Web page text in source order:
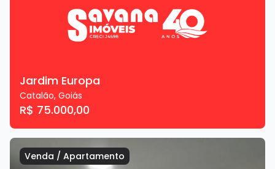
Jardim Europa
Catalão, Goiás
R$ 75.000,00
Venda / Apartamento